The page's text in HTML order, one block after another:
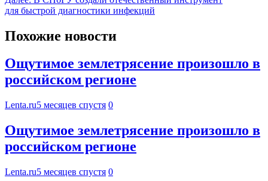
для быстрой диагностики инфекций
Похожие новости
Ощутимое землетрясение произошло в
российском регионе
Lenta.ru5 месяцев спустя 0
Ощутимое землетрясение произошло в
российском регионе
Lenta.ru5 месяцев спустя 0